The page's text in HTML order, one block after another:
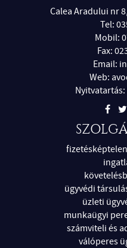
Calea Aradului nr
Tel:
Mobil:
Fax:
Email:
Web:
Nyitvatartás:
ügyvédi
üzleti
munkaügyi
számviteli és
válóperes